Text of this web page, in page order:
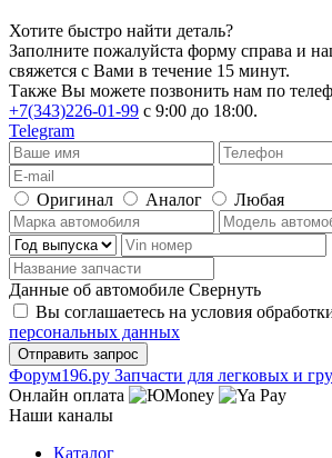
Хотите быстро найти деталь?
Заполните пожалуйста форму справа и
свяжется с Вами в течение 15 минут.
Также Вы можете позвонить нам по
+7(343)226-01-99 с 9:00 до 18:00.
Telegram
Оригинал Аналог Любая
Данные об автомобиле Свернуть
Вы соглашаетесь на условия
персональных данных
Фoрум196.ру Запчасти для легковых и
Онлайн оплата
Наши каналы
Каталог